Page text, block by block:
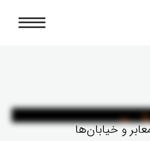
و خیابان‌ها